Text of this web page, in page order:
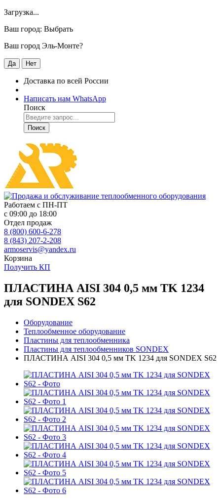
Загрузка...
Ваш город: Выбрать
Ваш город Эль-Монте?
Да Нет
Доставка по всей России
Написать нам WhatsApp
Поиск
Поиск
Работаем с ПН-ПТ
с 09:00 до 18:00
Отдел продаж
8 (800) 600-6-278
8 (843) 207-2-208
armoservis@yandex.ru
Корзина
Получить КП
ПЛАСТИНА AISI 304 0,5 мм TK 1234
для SONDEX S62
Оборудование
Теплообменное оборудование
Пластины для теплообменника
Пластины для теплообменников SONDEX
ПЛАСТИНА AISI 304 0,5 мм TK 1234 для SONDEX S62